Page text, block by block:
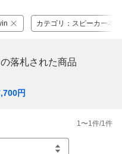
カテゴリ ： スピーカー本体
の落札された商品
円
1 〜1 件/1 件